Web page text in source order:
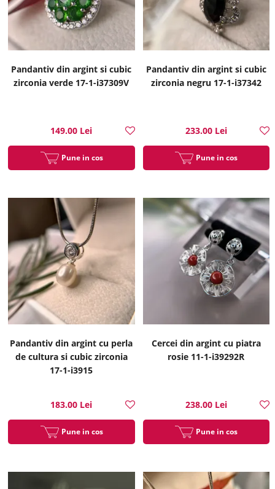
Pandantiv din argint si cubic
zirconia verde 17-1-i37309V
149.00 Lei
Pune in cos
Pandantiv din argint si cubic
zirconia negru 17-1-i37342
233.00 Lei
Pune in cos
Pandantiv din argint cu perla
de cultura si cubic zirconia
17-1-i3915
183.00 Lei
Pune in cos
Cercei din argint cu piatra
rosie 11-1-i39292R
238.00 Lei
Pune in cos